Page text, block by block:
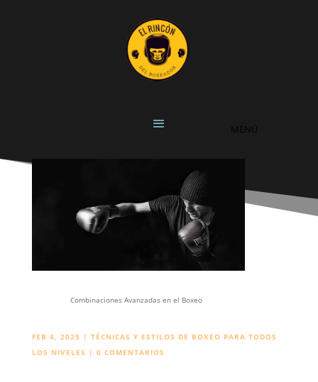
Combinaciones Avanzadas en el Boxeo
FEB 4, 2025 | TÉCNICAS Y ESTILOS DE BOXEO PARA TODOS
LOS NIVELES | 0 COMENTARIOS